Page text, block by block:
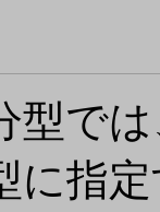
型で
に指